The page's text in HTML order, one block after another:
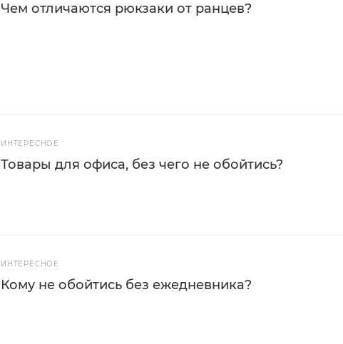
Чем отличаются рюкзаки от ранцев?
ИНТЕРЕСНОЕ
Товары для офиса, без чего не обойтись?
ИНТЕРЕСНОЕ
Кому не обойтись без ежедневника?